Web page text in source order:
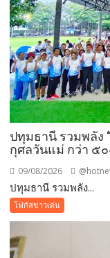
ปทุมธานี รวมพลัง
กุศลวันแม่ กว่า ๕
09/08/2026
ปทุมธานี รวมพลัง...
โฟกัสข่าวเด่น